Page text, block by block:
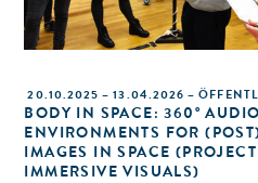
20.10.2025 – 13.04.2026 –
BODY IN SPACE: 360°
ENVIRONMENTS FOR
IMAGES IN SPACE
IMMERSIVE VISUALS)